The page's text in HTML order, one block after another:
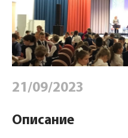
21/09/2023
Описание